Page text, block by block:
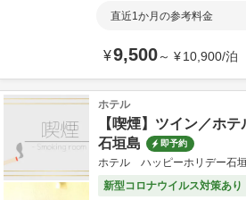
直近1か月の参考料金
¥9,500～ ¥10,900/泊
ホテル
【喫煙】ツイン／ホ
石垣島
即予約
ホテル ハッピーホリデー石
新型コロナウイルス対策あり